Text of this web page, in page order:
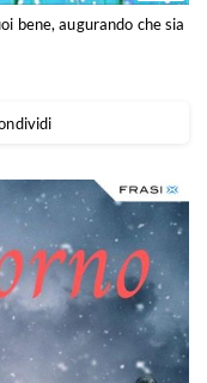
bene, augurando che sia